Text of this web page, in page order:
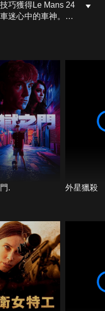
巧獲得Le Mans 24
迷心中的車神。然
使出圍堵、刺殺等
比子彈更快地獲得
. 外星獵殺